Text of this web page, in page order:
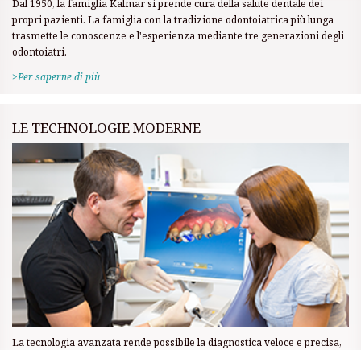
Dal 1950, la famiglia Kalmar si prende cura della salute dentale dei
propri pazienti. La famiglia con la tradizione odontoiatrica più lunga
trasmette le conoscenze e l'esperienza mediante tre generazioni degli
odontoiatri.
>Per saperne di più
LE TECHNOLOGIE MODERNE
La tecnologia avanzata rende possibile la diagnostica veloce e precisa,